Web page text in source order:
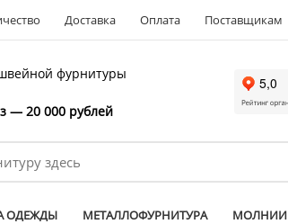
Доставка Оплата Поставщикам
фурнитуры
— 20 000 рублей
ОДЕЖДЫ МЕТАЛЛОФУРНИТУРА МОЛНИИ